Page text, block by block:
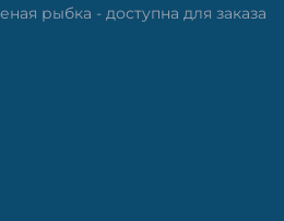
рыбка - доступна для заказа